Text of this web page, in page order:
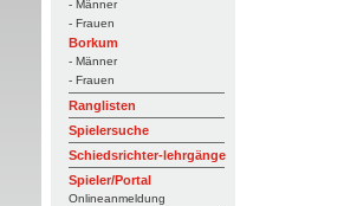
- Männer
- Frauen
Borkum
- Männer
- Frauen
Ranglisten
Spielersuche
Schiedsrichter-lehrgänge
Spieler/Portal
Onlineanmeldung